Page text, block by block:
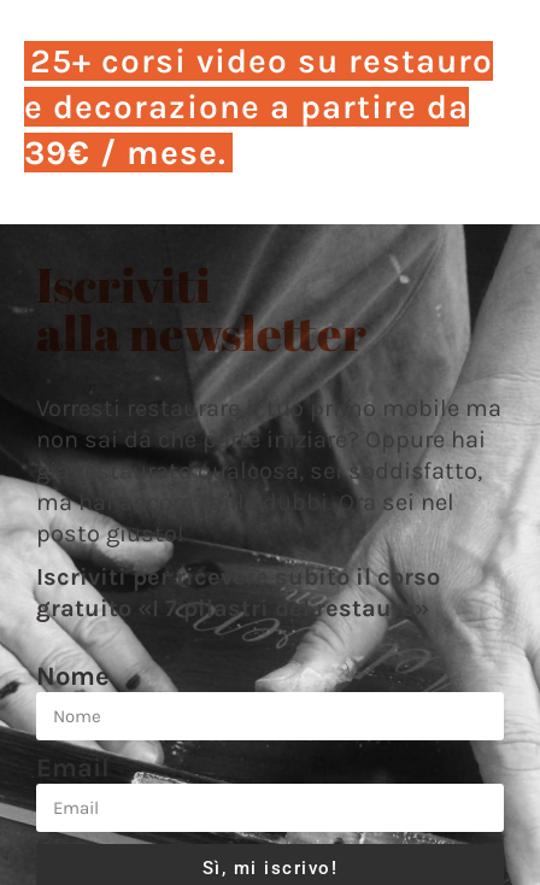
25+ corsi video su restauro
e decorazione a partire da
39€ / mese.
Iscriviti
alla newsletter
Vorresti restaurare il tuo primo mobile ma
non sai da che parte iniziare? Oppure hai
già restaurato qualcosa, sei soddisfatto,
ma hai ancora mille dubbi. Ora sei nel
posto giusto!
Iscriviti per ricevere subito il corso
gratuito «I 7 pilastri del restauro»
Nome
Email
Sì, mi iscrivo!